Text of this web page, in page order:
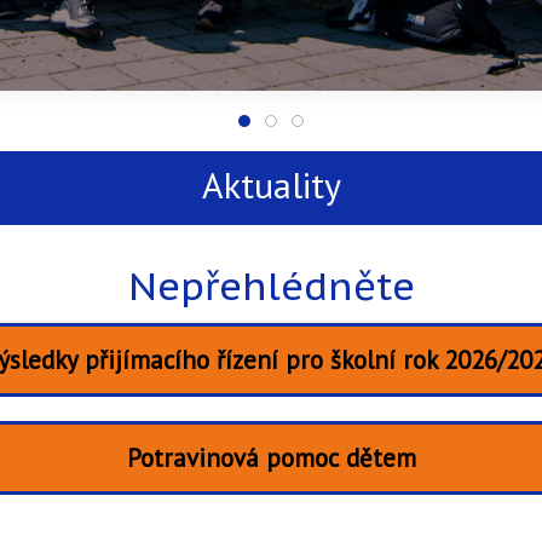
Kratochvilka
Kratochvilka
Kratochvilka
Aktuality
Nepřehlédněte
přijímacího řízení pro školní rok 2026/
Potravinová pomoc dětem